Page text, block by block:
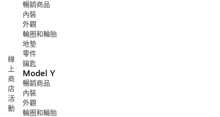
線
上
商
店
活
動
暢銷商品
內裝
外觀
輪圈和輪胎
地墊
零件
鑰匙
Model Y
暢銷商品
內裝
外觀
輪圈和輪胎